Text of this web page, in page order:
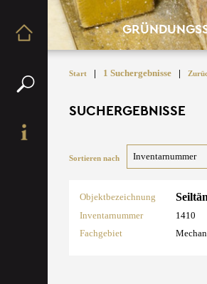
Start | 1 Suchergebnisse |
SUCHERGEBNISSE
Sortieren nach
Objektbezeichnung
Inventarnummer
1410
Fachgebiet